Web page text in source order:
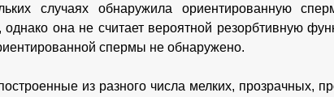
случаях обнаружила ориентированную
она не считает вероятной резорбтивную
спермы не обнаружено.
из разного числа мелких, прозрачных,